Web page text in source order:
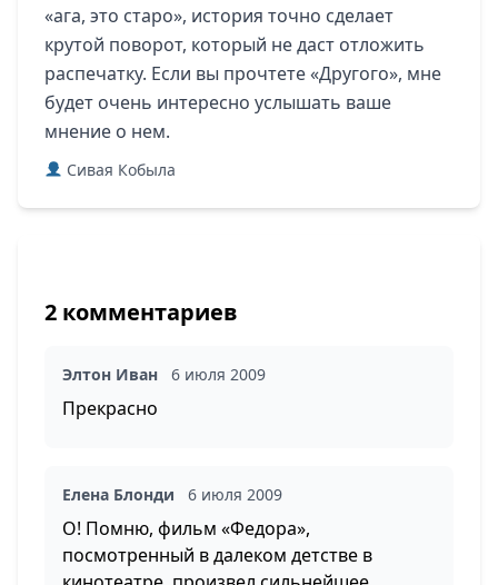
«ага, это старо», история точно сделает
крутой поворот, который не даст отложить
распечатку. Если вы прочтете «Другого», мне
будет очень интересно услышать ваше
мнение о нем.
Сивая Кобыла
2 комментариев
Элтон Иван 6 июля 2009
Прекрасно
Елена Блонди 6 июля 2009
О! Помню, фильм «Федора»,
посмотренный в далеком детстве в